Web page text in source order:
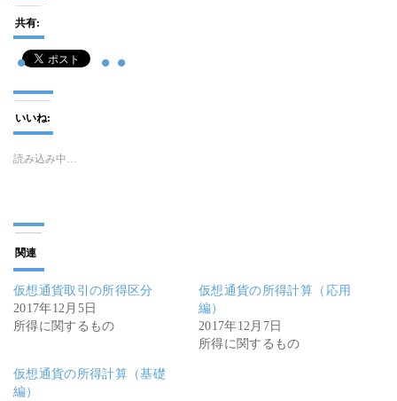
共有:
いいね:
読み込み中…
関連
仮想通貨取引の所得区分
2017年12月5日
所得に関するもの
仮想通貨の所得計算（応用
編）
2017年12月7日
所得に関するもの
仮想通貨の所得計算（基礎
編）